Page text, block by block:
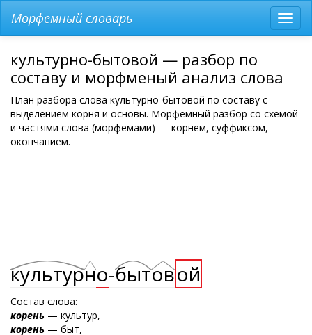
меню
Морфемный словарь
культурно-бытовой — разбор по
составу и морфменый анализ слова
План разбора слова культурно-бытовой по составу с
выделением корня и основы. Морфемный разбор со схемой
и частями слова (морфемами) — корнем, суффиксом,
окончанием.
культурно-бытовой
Состав слова:
корень — культур,
корень — быт,